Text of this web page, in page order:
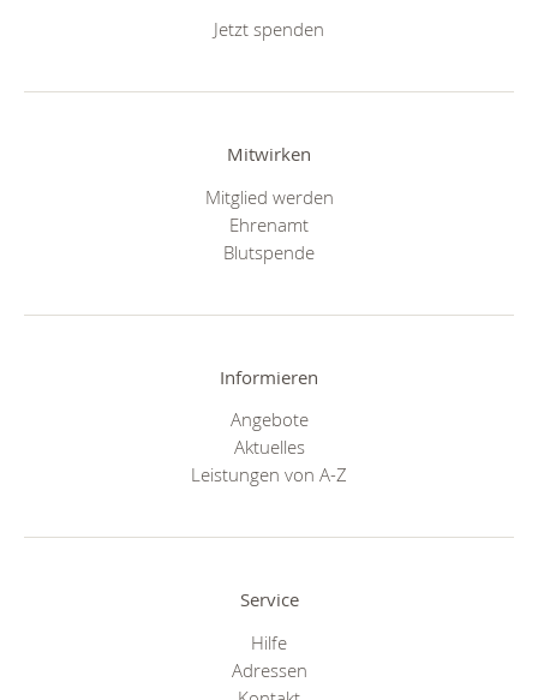
Jetzt spenden
Mitwirken
Mitglied werden
Ehrenamt
Blutspende
Informieren
Angebote
Aktuelles
Leistungen von A-Z
Service
Hilfe
Adressen